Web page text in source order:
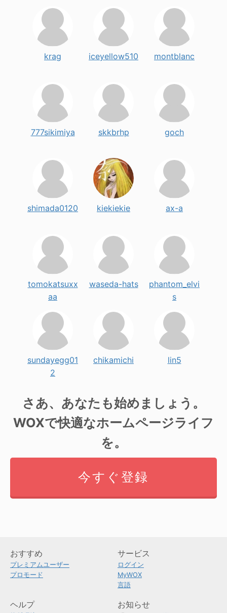
krag iceyellow510 montblanc
777sikimiya skkbrhp goch
shimada0120 kiekiekie ax-a
tomokatsuxx
aa
waseda-hats
phantom_elvi
s
sundayegg01
2
chikamichi lin5
さあ、あなたも始めましょう。
WOXで快適なホームページライフ
を。
今すぐ登録
おすすめ
プレミアムユーザー
プロモード
サービス
ログイン
MyWOX
言語
ヘルプ お知らせ